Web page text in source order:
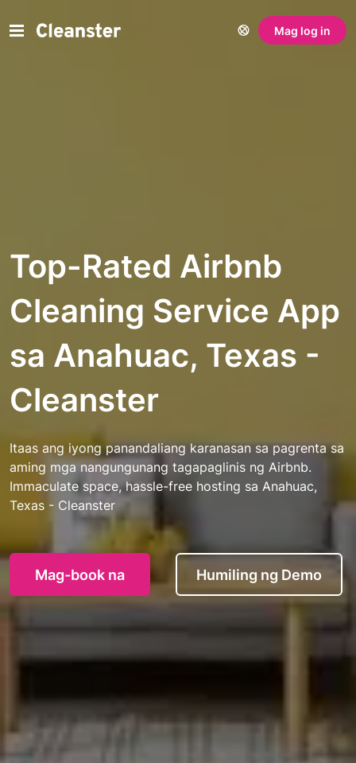
Mag log in
Top-Rated Airbnb
Cleaning Service App
sa Anahuac, Texas -
Cleanster
Itaas ang iyong panandaliang karanasan sa pagrenta sa
aming mga nangungunang tagapaglinis ng Airbnb.
Immaculate space, hassle-free hosting sa Anahuac,
Texas - Cleanster
Mag-book na Humiling ng Demo